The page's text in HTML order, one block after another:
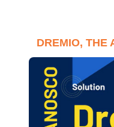
DREMIO, THE